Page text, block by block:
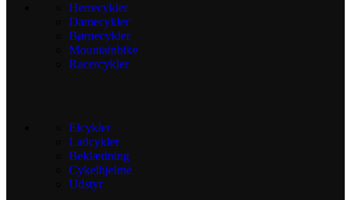
Herrecykler
Damecykler
Børnecykler
Mountainbike
Racercykler
Elcykler
Ladcykler
Beklædning
Cykelhjelme
Udstyr